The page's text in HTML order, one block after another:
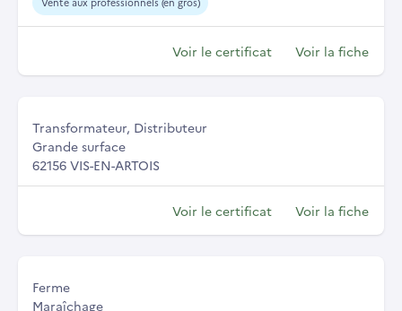
Voir le certificat Voir la fiche
Transformateur, Distributeur
Grande surface
62156 VIS-EN-ARTOIS
Voir le certificat Voir la fiche
Ferme
Maraîchage